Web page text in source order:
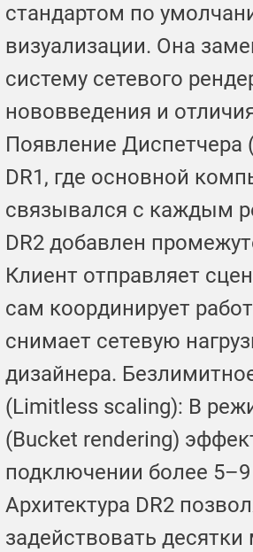
стандартом по
визуализации. Она
систему сетевого
нововведения и
Появление Диспетчера
DR1, где основной
связывался с каждым
DR2 добавлен
Клиент отправляет
сам координирует
снимает сетевую
дизайнера.
(Limitless scaling): В
(Bucket rendering)
подключении более
Архитектура DR2
задействовать